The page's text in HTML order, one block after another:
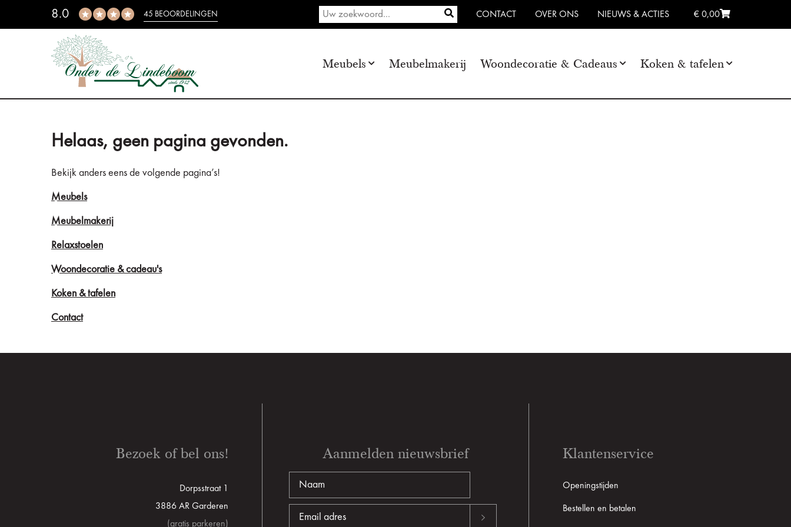
8.0 45 BEOORDELINGEN CONTACT OVER ONS NIEUWS & ACTIES € 0,00
Meubels Meubelmakerij Woondecoratie & Cadeaus Koken & tafelen
Helaas, geen pagina gevonden.
Bekijk anders eens de volgende pagina’s!
Meubels
Meubelmakerij
Relaxstoelen
Woondecoratie & cadeau's
Koken & tafelen
Contact
Aanmelden nieuwsbrief
Bezoek of bel ons!
Dorpsstraat 1
3886 AR Garderen
(gratis parkeren)
Klantenservice
Openingstijden
Bestellen en betalen